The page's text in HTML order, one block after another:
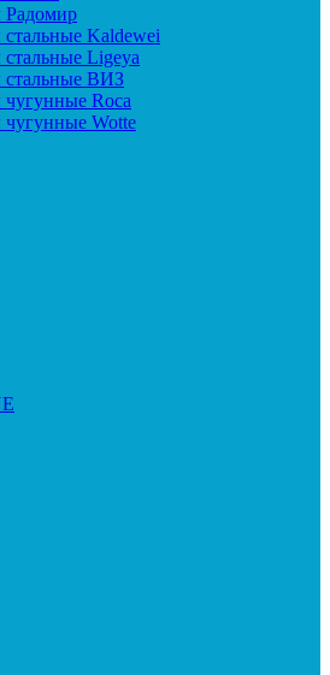
Kaldewei
Ligeya
ВИЗ
Roca
Wotte